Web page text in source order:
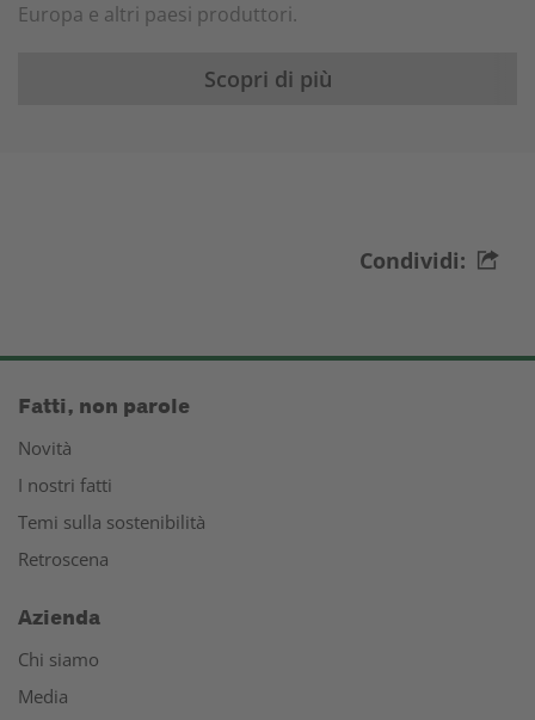
Europa e altri paesi produttori.
Scopri di più
Condividi:
Fatti, non parole
Novità
I nostri fatti
Temi sulla sostenibilità
Retroscena
Azienda
Chi siamo
Media